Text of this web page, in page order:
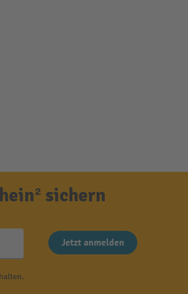
sichern
Jetzt anmelden